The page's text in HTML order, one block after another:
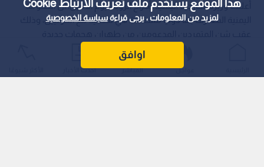
هذا الموقع يستخدم ملف تعريف الارتباط Cookie
لمزيد من المعلومات ، يرجى قراءةسياسة الخصوصية
اوافق
أعلنت وزيرة الخارجية اليمنية، أفراح الزوبة، يوم الاثنين، أن الحكومة
اليمنية المعترف بها دوليا مستعدة لأي تصعيد مع الحوثيين، وذلك
عواجل المباشر أحدث الأخبار